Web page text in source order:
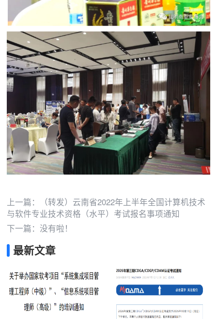
上一篇：
（转发）云南省2022年上半年全国计算机技术
与软件专业技术资格（水平）考试报名事项通知
下一篇：没有啦！
最新文章